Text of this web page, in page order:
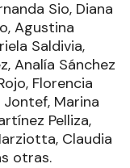
Sio, Diana
Agustina
Saldivia,
Analía Sánchez
Florencia
Jontef, Marina
Pelliza,
Claudia
otras.